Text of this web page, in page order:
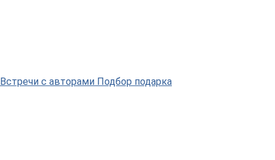
Встречи с авторами Подбор подарка